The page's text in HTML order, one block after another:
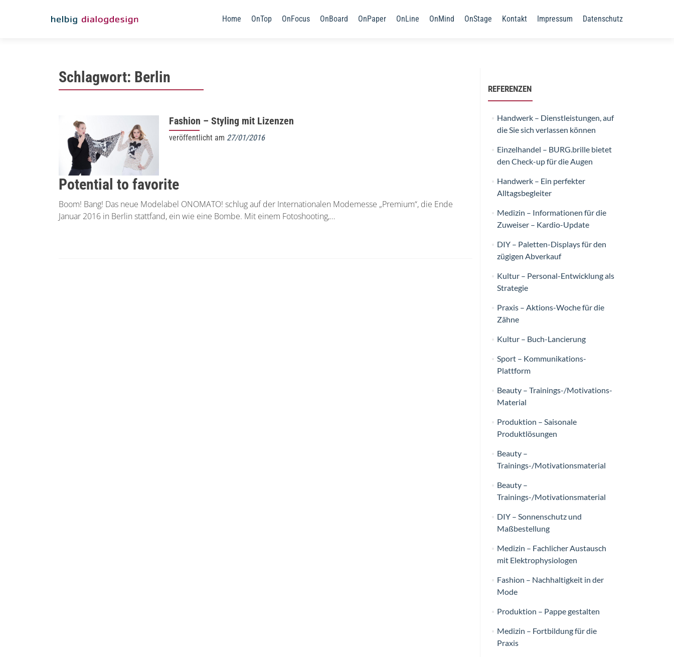
Home OnTop OnFocus OnBoard OnPaper OnLine OnMind OnStage Kontakt Impressum Datenschutz
Schlagwort: Berlin
Fashion – Styling mit Lizenzen
veröffentlicht am 27/01/2016
Potential to favorite
Boom! Bang! Das neue Modelabel ONOMATO! schlug auf der Internationalen Modemesse „Premium“, die Ende
Januar 2016 in Berlin stattfand, ein wie eine Bombe. Mit einem Fotoshooting,…
REFERENZEN
Handwerk – Dienstleistungen, auf
die Sie sich verlassen können
Einzelhandel – BURG.brille bietet
den Check-up für die Augen
Handwerk – Ein perfekter
Alltagsbegleiter
Medizin – Informationen für die
Zuweiser – Kardio-Update
DIY – Paletten-Displays für den
zügigen Abverkauf
Kultur – Personal-Entwicklung als
Strategie
Praxis – Aktions-Woche für die
Zähne
Kultur – Buch-Lancierung
Sport – Kommunikations-
Plattform
Beauty – Trainings-/Motivations-
Material
Produktion – Saisonale
Produktlösungen
Beauty –
Trainings-/Motivationsmaterial
Beauty –
Trainings-/Motivationsmaterial
DIY – Sonnenschutz und
Maßbestellung
Medizin – Fachlicher Austausch
mit Elektrophysiologen
Fashion – Nachhaltigkeit in der
Mode
Produktion – Pappe gestalten
Medizin – Fortbildung für die
Praxis